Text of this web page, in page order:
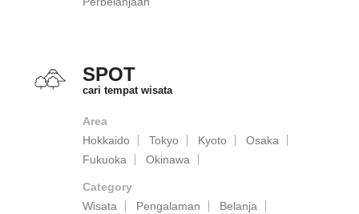
SPOT
cari tempat wisata
Area
Hokkaido
Tokyo Kyoto
Osaka
Fukuoka
Okinawa
Category
Wisata
Pengalaman
Belanja